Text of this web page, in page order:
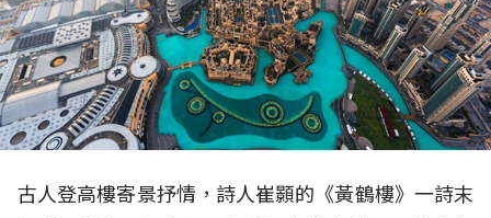
古人登高樓寄景抒情，詩人崔顥的《黃鶴樓》一詩末